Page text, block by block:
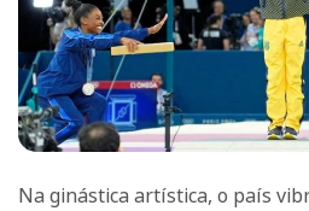
Na ginástica artística, o país